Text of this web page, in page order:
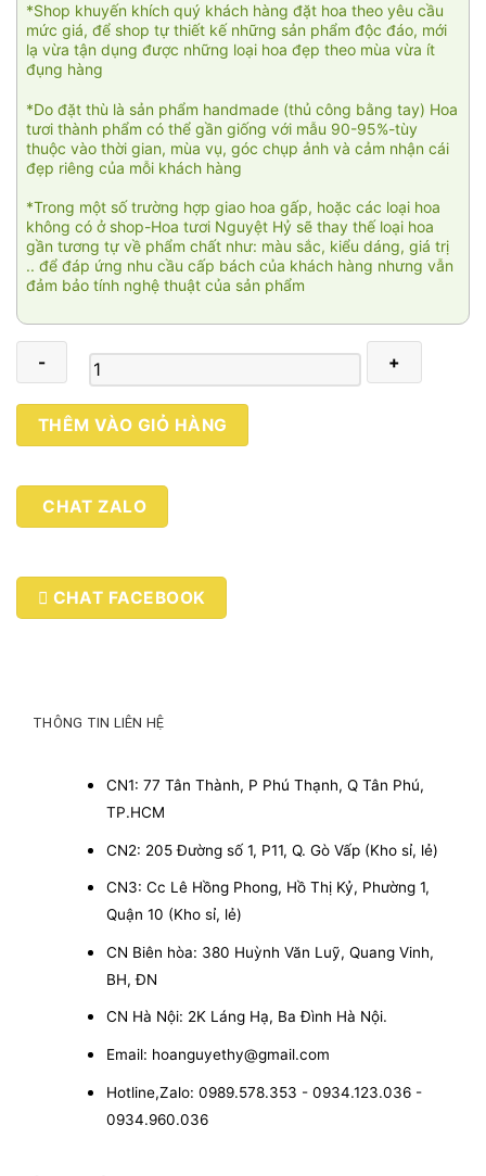
*Shop khuyến khích quý khách hàng đặt hoa theo yêu cầu
mức giá, để shop tự thiết kế những sản phẩm độc đáo, mới
lạ vừa tận dụng được những loại hoa đẹp theo mùa vừa ít
đụng hàng
*Do đặt thù là sản phẩm handmade (thủ công bằng tay) Hoa
tươi thành phẩm có thể gần giống với mẫu 90-95%-tùy
thuộc vào thời gian, mùa vụ, góc chụp ảnh và cảm nhận cái
đẹp riêng của mỗi khách hàng
*Trong một số trường hợp giao hoa gấp, hoặc các loại hoa
không có ở shop-Hoa tươi Nguyệt Hỷ sẽ thay thế loại hoa
gần tương tự về phẩm chất như: màu sắc, kiểu dáng, giá trị
.. để đáp ứng nhu cầu cấp bách của khách hàng nhưng vẫn
đảm bảo tính nghệ thuật của sản phẩm
Nguyện
ước
xuân
THÊM VÀO GIỎ HÀNG
CHAT ZALO
CHAT FACEBOOK
THÔNG TIN LIÊN HỆ
CN1: 77 Tân Thành, P Phú Thạnh, Q Tân Phú,
TP.HCM
CN2: 205 Đường số 1, P11, Q. Gò Vấp (Kho sỉ, lẻ)
CN3: Cc Lê Hồng Phong, Hồ Thị Kỷ, Phường 1,
Quận 10 (Kho sỉ, lẻ)
CN Biên hòa: 380 Huỳnh Văn Luỹ, Quang Vinh,
BH, ĐN
CN Hà Nội: 2K Láng Hạ, Ba Đình Hà Nội.
Email: hoanguyethy@gmail.com
Hotline,Zalo: 0989.578.353 - 0934.123.036 -
0934.960.036